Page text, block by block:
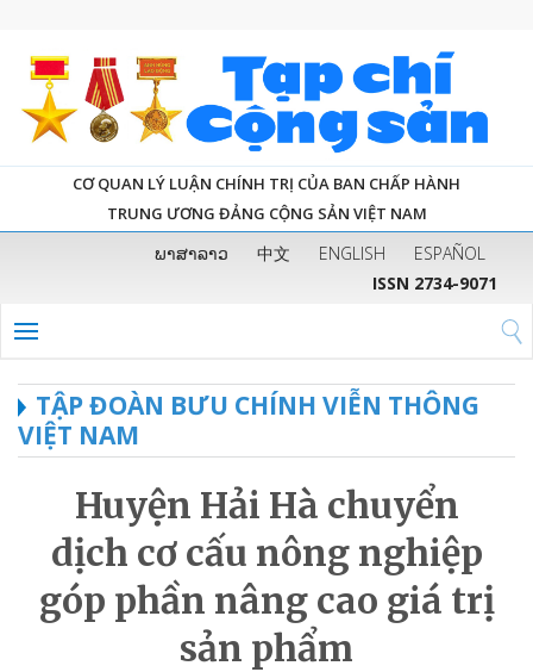
CƠ QUAN LÝ LUẬN CHÍNH TRỊ CỦA BAN CHẤP HÀNH
TRUNG ƯƠNG ĐẢNG CỘNG SẢN VIỆT NAM
ພາສາລາວ 中文 ENGLISH
ESPAÑOL
ISSN 2734-9071
TẬP ĐOÀN BƯU CHÍNH VIỄN THÔNG
VIỆT NAM
Huyện Hải Hà chuyển
dịch cơ cấu nông nghiệp
góp phần nâng cao giá trị
sản phẩm